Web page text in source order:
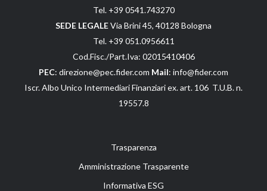
Tel. +39 0541.743270
SEDE LEGALEVia Brini 45, 40128 Bologna
Tel. +39 051.0956611
Cod.Fisc./Part.Iva: 02015410406
PEC: direzione@pec.fider.com Mail: info@fider.com
Iscr. Albo Unico Intermediari Finanziari ex. art. 106 T.U.B. n.
19557.8
Trasparenza
Amministrazione Trasparente
Informativa ESG